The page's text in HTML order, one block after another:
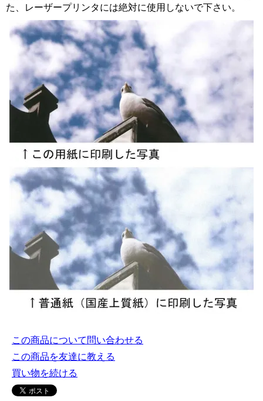
た、レーザープリンタには絶対に使用しないで下さい。
この商品について問い合わせる
この商品を友達に教える
買い物を続ける